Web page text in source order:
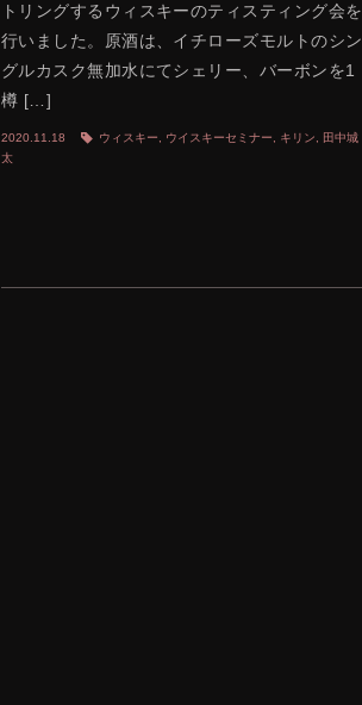
トリングするウィスキーのティスティング会を
行いました。原酒は、イチローズモルトのシン
グルカスク無加水にてシェリー、バーボンを1
樽 […]
2020.11.18 ウィスキー, ウイスキーセミナー, キリン, 田中城
太